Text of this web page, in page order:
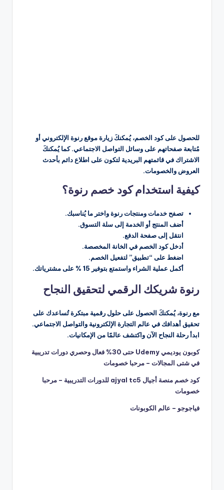
للحصول على كود الخصم، يُمكنكَ زيارة موقع رنوة الإلكتروني أو
مُتابعة صفحاتهم على وسائل التواصل الاجتماعي. كما يُمكنكَ
الاشتراك في قائمتهم البريدية لتكون على اطلاع دائم بأحدث
العروض والخصومات.
كيفية استخدام كود خصم رنوة؟
تصفح خدمات ومنتجات رنوة واختر ما يُناسبك.
أضف المنتج أو الخدمة إلى سلة التسوق.
انتقل إلى صفحة الدفع.
أدخل كود الخصم في الخانة المخصصة.
اضغط على “تطبيق” لتفعيل الخصم.
أكمل عملية الشراء واستمتع بتوفير 15 % على مشترياتك.
رنوة شريكك الرقمي لتحقيق النجاح
مع رنوة، يُمكنكَ الحصول على حلول رقمية مبتكرة تُساعدك على
تحقيق أهدافك في عالم التجارة الإلكترونية والتواصل الاجتماعي.
ابدأ رحلة النجاح الآن واكتشف عالمًا من الإمكانيات.
كوبون يوديمي Udemy حتى 30% فعال وحصري دورات تدريبية
في شتى المجالات – مرحبا خصومات
كود خصم منصة أجيال ajyal tc5 للدورات التدريبية – مرحبا
خصومات
فياجوجو – عالم الكوبونات